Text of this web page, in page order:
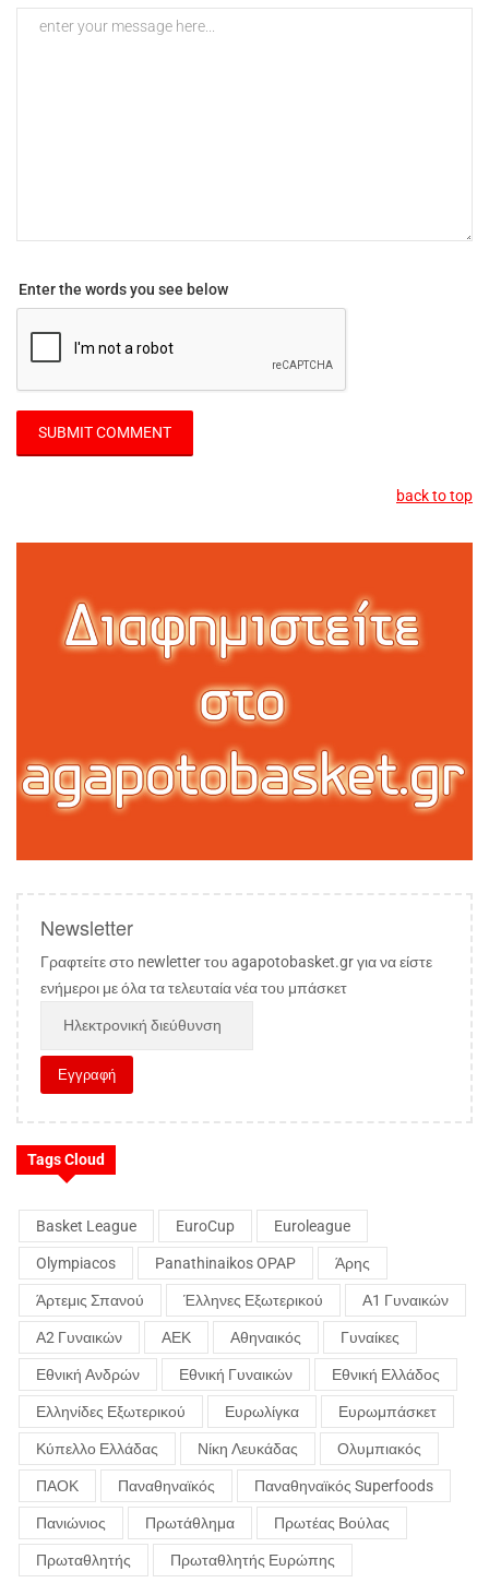
Enter the words you see below
back to top
Newsletter
Γραφτείτε στο newletter του agapotobasket.gr για να είστε
ενήμεροι με όλα τα τελευταία νέα του μπάσκετ
Tags Cloud
Basket League EuroCup Euroleague
Olympiacos Panathinaikos OPAP Άρης
Άρτεμις Σπανού Έλληνες Εξωτερικού Α1 Γυναικών
Α2 Γυναικών ΑΕΚ Αθηναικός Γυναίκες
Εθνική Ανδρών Εθνική Γυναικών Εθνική Ελλάδος
Ελληνίδες Εξωτερικού Ευρωλίγκα Ευρωμπάσκετ
Κύπελλο Ελλάδας Νίκη Λευκάδας Ολυμπιακός
ΠΑΟΚ Παναθηναϊκός Παναθηναϊκός Superfoods
Πανιώνιος Πρωτάθλημα Πρωτέας Βούλας
Πρωταθλητής Πρωταθλητής Ευρώπης